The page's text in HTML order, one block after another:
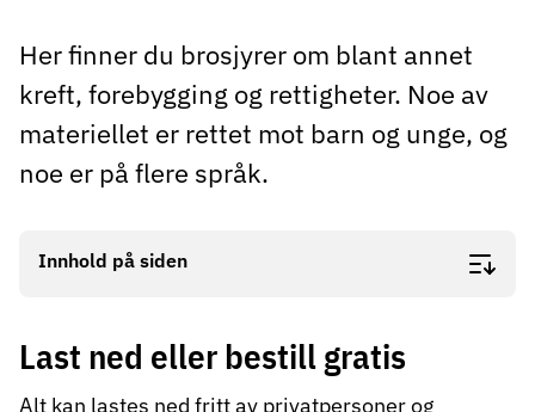
Her finner du brosjyrer om blant annet
kreft, forebygging og rettigheter. Noe av
materiellet er rettet mot barn og unge, og
noe er på flere språk.
Innhold på siden
Last ned eller bestill gratis
Alt kan lastes ned fritt av privatpersoner og